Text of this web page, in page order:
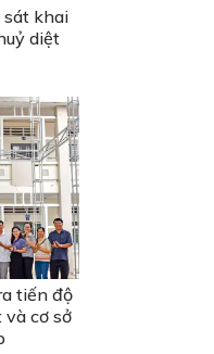
sát khai
diệt
tiến độ
cơ sở